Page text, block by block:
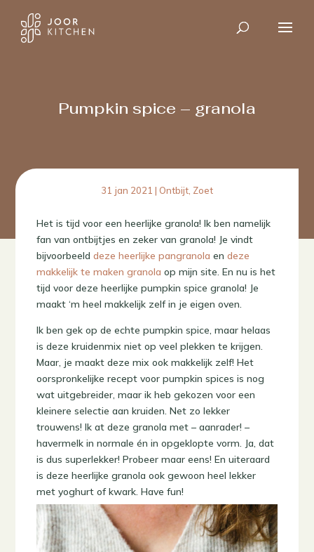
Pumpkin spice – granola
31 jan 2021 | Ontbijt Zoet
Het is tijd voor een heerlijke granola! Ik ben namelijk
fan van ontbijtjes en zeker van granola! Je vindt
bijvoorbeelddeze heerlijke pangranola endeze
makkelijk te maken granola op mijn site. En nu is het
tijd voor deze heerlijke pumpkin spice granola! Je
maakt ‘m heel makkelijk zelf in je eigen oven.
Ik ben gek op de echte pumpkin spice, maar helaas
is deze kruidenmix niet op veel plekken te krijgen.
Maar, je maakt deze mix ook makkelijk zelf! Het
oorspronkelijke recept voor pumpkin spices is nog
wat uitgebreider, maar ik heb gekozen voor een
kleinere selectie aan kruiden. Net zo lekker
trouwens! Ik at deze granola met – aanrader! –
havermelk in normale én in opgeklopte vorm. Ja, dat
is dus superlekker! Probeer maar eens! En uiteraard
is deze heerlijke granola ook gewoon heel lekker
met yoghurt of kwark. Have fun!